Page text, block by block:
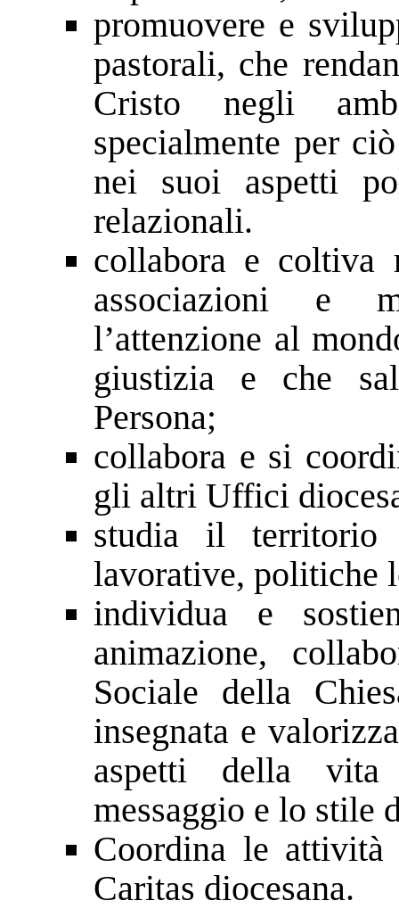
promuovere e
pastorali, che
Cristo negli
specialmente per
nei suoi aspetti
relazionali.
collabora e coltiva
associazioni e
l’attenzione al
giustizia e che
Persona;
collabora e si
gli altri Uffici
studia il
lavorative, politiche
individua e
animazione,
Sociale della
insegnata e
aspetti della
messaggio e lo stile
Coordina le
Caritas diocesana.